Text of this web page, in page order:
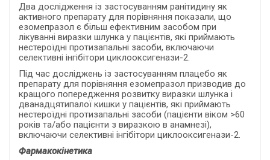
Два дослідження із застосуванням ранітидину як
активного препарату для порівняння показали, що
езомепразол є більш ефективним засобом при
лікуванні виразки шлунка у пацієнтів, які приймають
нестероїдні протизапальні засоби, включаючи
селективні інгібітори циклооксигенази-2.
Під час досліджень із застосуванням плацебо як
препарату для порівняння езомепразол призводив до
кращого попередження розвитку виразки шлунка і
дванадцятипалої кишки у пацієнтів, які приймають
нестероїдні протизапальні засоби (пацієнти віком >60
років та/або пацієнти з виразкою в анамнезі),
включаючи селективні інгібітори циклооксигенази-2.
Фармакокінетика